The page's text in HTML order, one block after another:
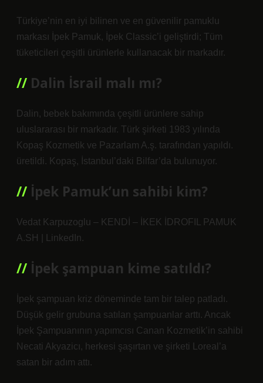
Türkiye’nin en iyi bilinen ve en güvenilir pamuklu
markası İpek Pamuk, İpek Classic’i geliştirdi; Tüm
tüketicileri çeşitli ürünlerle kullanacak bir markadır.
Dalin İsrail malı mı?
Dalin, bebek bakımında çeşitli ürünlere sahip
uluslararası bir markadır. Türk şirketi 1983 yılında
Kopaş Kozmetik ve Pazarlam A.ş. tarafından yapıldı.
üretildi. Kopaş, İstanbul’daki Bilfar’da bulunuyor.
İpek Pamuk’un sahibi kim?
Vedat Karpuzoglu – KENDİ – İKEK İDROFIL PAMUK
A.SH | LinkedIn.
İpek şampuan kime satıldı?
İpek şampuan kriz döneminde tam bir talep patladı.
Düşük gelir grubuna satılan şampuanlar arttı. Ancak
İpek Şampuanının yapımcısı Canan Kozmetik’in sahibi
Necati Akyazicı, herkesi şaşırtan ve şirketi Loreal’a
satan bir adım attı.